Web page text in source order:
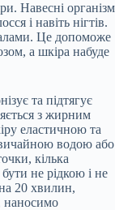
Навесні організм
і навіть нігтів.
Це допоможе
а шкіра набуде
та підтягує
з жирним
еластичною та
водою або
кілька
не рідкою і не
20 хвилин,
наносимо